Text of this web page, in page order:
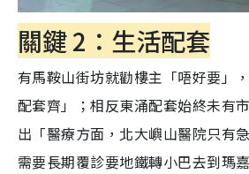
關鍵 2：生活配套
有馬鞍山街坊就勸樓主「唔好要」
配套齊」；相反東涌配套始終未有
出「醫療方面，北大嶼山醫院只有
需要長期覆診要地鐵轉小巴去到瑪